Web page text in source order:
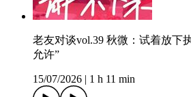
老友对谈vol.39 秋微：试着放下
允许”
15/07/2026 1 h 11 min